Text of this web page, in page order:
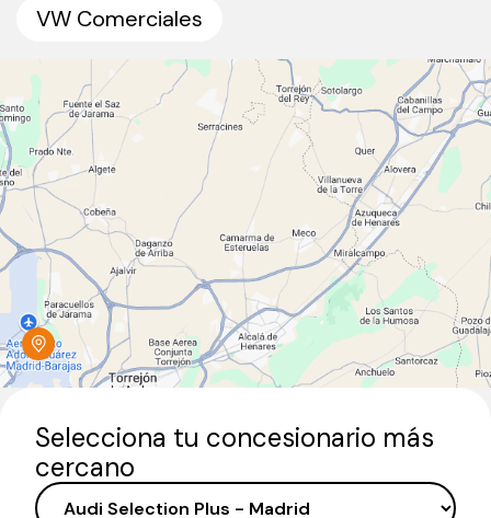
VW Comerciales
Selecciona tu concesionario más
cercano